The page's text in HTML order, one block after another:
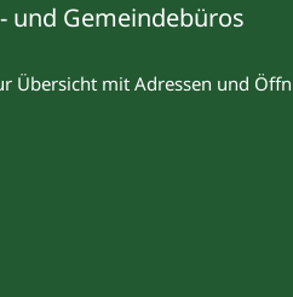
und Gemeindebüros
Übersicht mit Adressen und